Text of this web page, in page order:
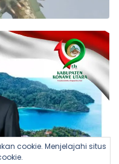
cookie. Menjelajahi situs